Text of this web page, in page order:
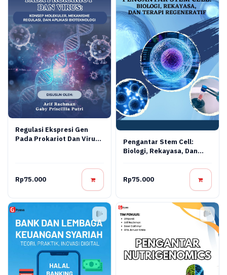
Regulasi Ekspresi Gen
Pada Prokariot Dan Virus:
Rp75.000
Pengantar Stem Cell:
Biologi, Rekayasa, Dan
Rp75.000